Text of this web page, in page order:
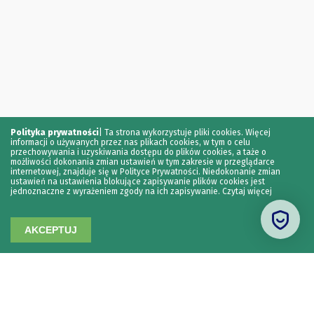
Polityka prywatności Ta strona wykorzystuje pliki cookies. Więcej
informacji o używanych przez nas plikach cookies, w tym o celu
przechowywania i uzyskiwania dostępu do plików cookies, a taże o
możliwości dokonania zmian ustawień w tym zakresie w przeglądarce
internetowej, znajduje się w Polityce Prywatności. Niedokonanie zmian
ustawień na ustawienia blokujące zapisywanie plików cookies jest
jednoznaczne z wyrażeniem zgody na ich zapisywanie. Czytaj więcej
AKCEPTUJ